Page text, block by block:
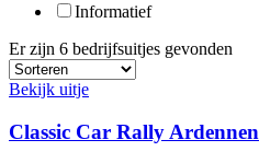
Informatief
Er zijn 6 bedrijfsuitjes gevonden
Bekijk uitje
Classic Car Rally Ardennen